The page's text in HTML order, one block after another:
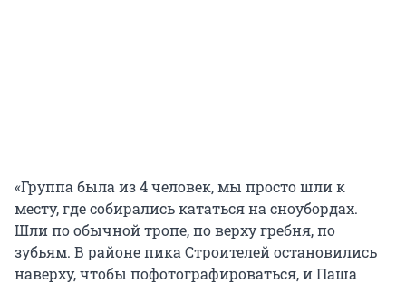
«Группа была из 4 человек, мы просто шли к
месту, где собирались кататься на сноубордах.
Шли по обычной тропе, по верху гребня, по
зубьям. В районе пика Строителей остановились
наверху, чтобы пофотографироваться, и Паша